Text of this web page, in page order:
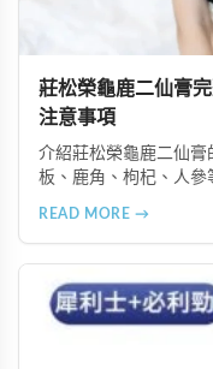
莊松榮龜鹿二仙膏
注意事項
介紹莊松榮龜鹿二仙膏
板、鹿角、枸杞、人
READ MORE →